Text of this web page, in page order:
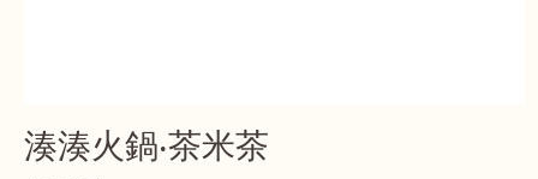
湊湊火鍋‧茶米茶